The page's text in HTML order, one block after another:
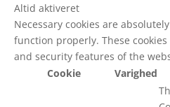
Altid aktiveret
Necessary cookies are
function properly. These
and security features of the
Cookie
Varighed